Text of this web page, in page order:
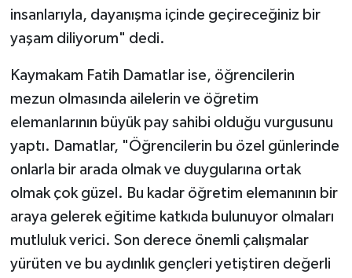
insanlarıyla, dayanışma içinde geçireceğiniz bir
yaşam diliyorum" dedi.
Kaymakam Fatih Damatlar ise, öğrencilerin
mezun olmasında ailelerin ve öğretim
elemanlarının büyük pay sahibi olduğu vurgusunu
yaptı. Damatlar, "Öğrencilerin bu özel günlerinde
onlarla bir arada olmak ve duygularına ortak
olmak çok güzel. Bu kadar öğretim elemanının bir
araya gelerek eğitime katkıda bulunuyor olmaları
mutluluk verici. Son derece önemli çalışmalar
yürüten ve bu aydınlık gençleri yetiştiren değerli